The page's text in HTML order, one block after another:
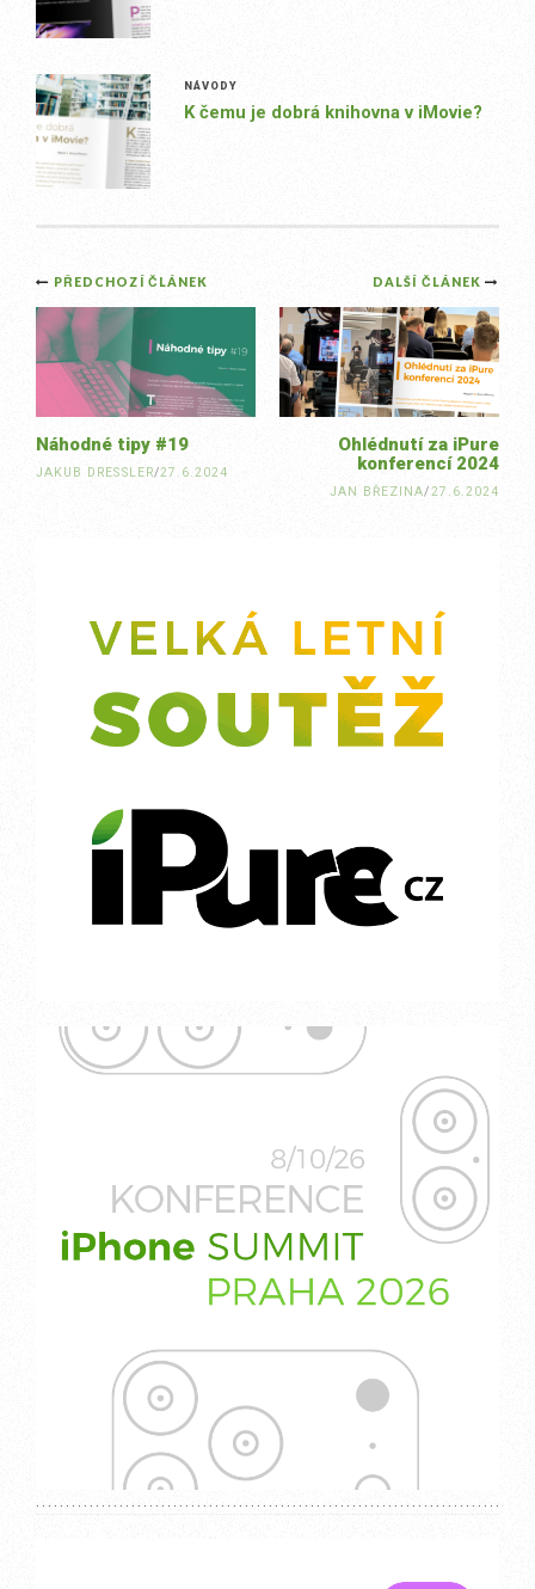
NÁVODY
K čemu je dobrá knihovna v iMovie?
Post
navigation
DALŠÍ ČLÁNEK
Ohlédnutí za iPure
konferencí 2024
JAN BŘEZINA/27.6.2024
PŘEDCHOZÍ ČLÁNEK
Náhodné tipy #19
JAKUB DRESSLER/27.6.2024